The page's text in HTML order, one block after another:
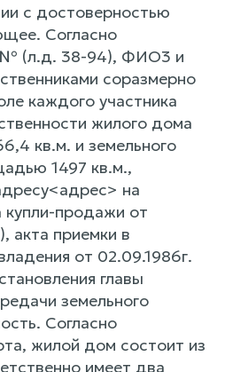
с достоверностью
Согласно
№ (л.д. 38-94), ФИО3 и
соразмерно
каждого участника
жилого дома
кв.м. и земельного
1497 кв.м.,
на
купли-продажи от
акта приемки в
от 02.09.1986г.
главы
земельного
Согласно
жилой дом состоит из
имеет два